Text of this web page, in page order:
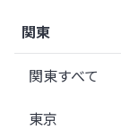
関東
関東すべて
東京